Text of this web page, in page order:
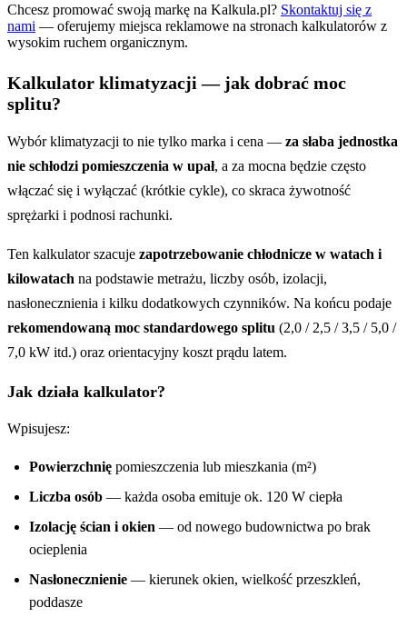
Chcesz promować swoją markę na Kalkula.pl? Skontaktuj się z
nami — oferujemy miejsca reklamowe na stronach kalkulatorów z
wysokim ruchem organicznym.
Kalkulator klimatyzacji — jak dobrać moc
splitu?
Wybór klimatyzacji to nie tylko marka i cena — za słaba jednostka
nie schłodzi pomieszczenia w upał, a za mocna będzie często
włączać się i wyłączać (krótkie cykle), co skraca żywotność
sprężarki i podnosi rachunki.
Ten kalkulator szacuje zapotrzebowanie chłodnicze w watach i
kilowatach na podstawie metrażu, liczby osób, izolacji,
nasłonecznienia i kilku dodatkowych czynników. Na końcu podaje
rekomendowaną moc standardowego splitu (2,0 / 2,5 / 3,5 / 5,0 /
7,0 kW itd.) oraz orientacyjny koszt prądu latem.
Jak działa kalkulator?
Wpisujesz:
Powierzchnię pomieszczenia lub mieszkania (m²)
Liczba osób — każda osoba emituje ok. 120 W ciepła
Izolację ścian i okien — od nowego budownictwa po brak
ocieplenia
Nasłonecznienie — kierunek okien, wielkość przeszkleń,
poddasze